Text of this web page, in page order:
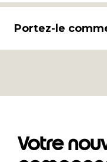
Portez-le
Votre